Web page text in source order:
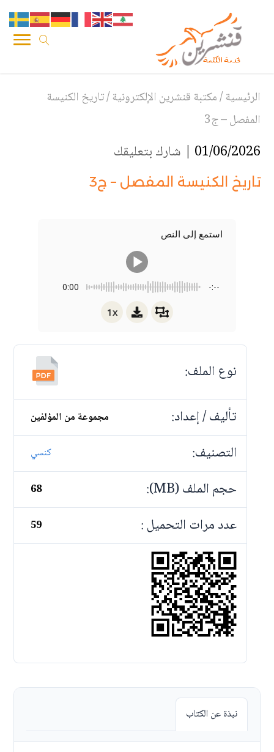
الرئيسية/مكتبة قنشرين الإلكترونية/تاريخ الكنيسة
المفصل – ج3
01/06/2026 | شارك بتعليقك
تاريخ الكنيسة المفصل – ج3
استمع إلى النص
0:00 -:--
1x
نوع الملف:
تأليف / إعداد:
مجموعة من المؤلفين
التصنيف: كنسي
حجم الملف (MB): 68
عدد مرات التحميل : 59
نبذة عن الكتاب